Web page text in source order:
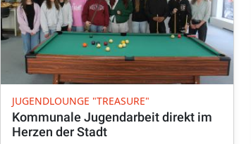
JUGENDLOUNGE "TREASURE"
Kommunale Jugendarbeit direkt im
Herzen der Stadt